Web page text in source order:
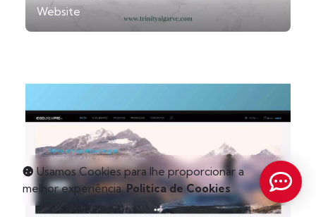
Website
Usamos Cookies para lhe proporcionar a
melhor experiência.Politica de Cookies